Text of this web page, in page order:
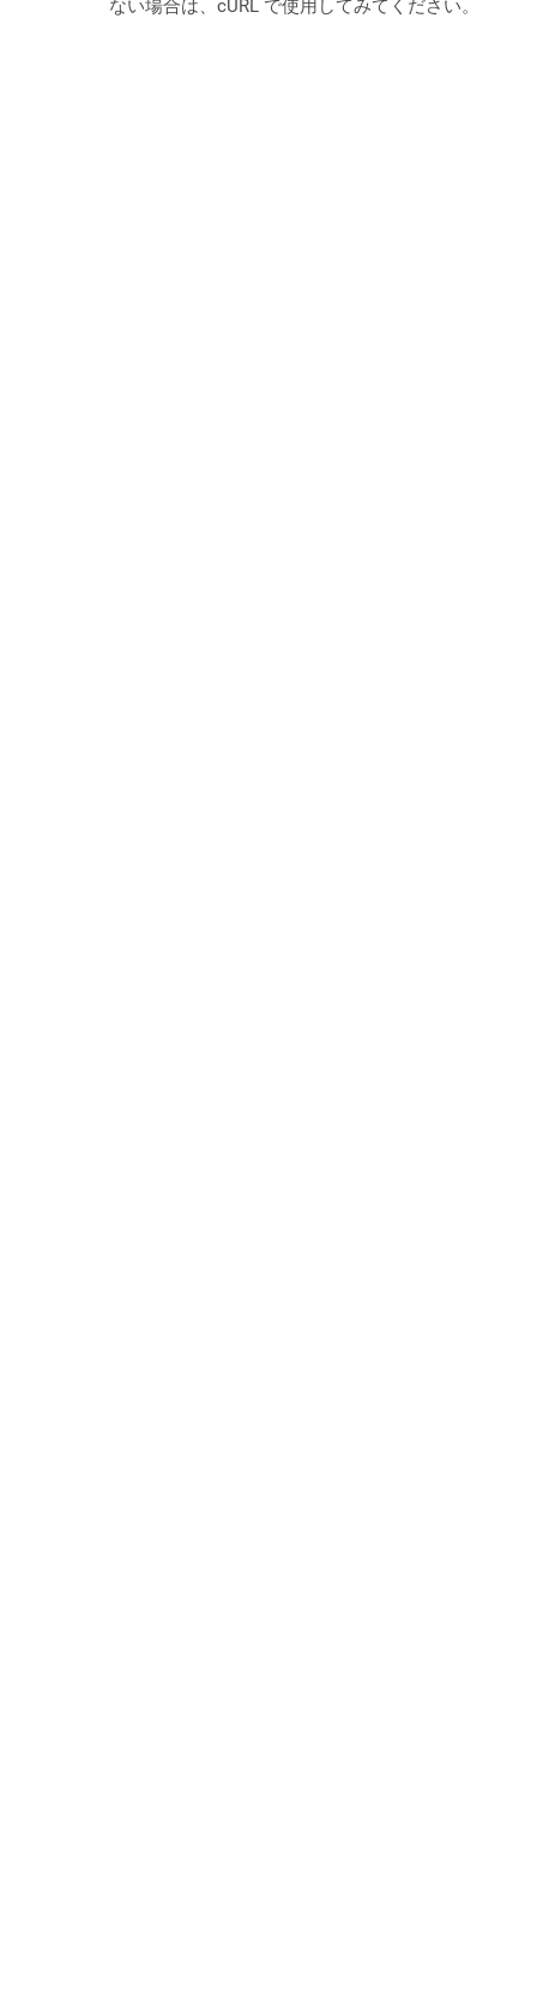
ない場合は、cURL で使用してみてください。